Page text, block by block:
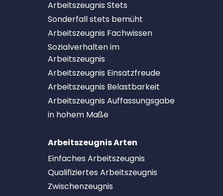
Arbeitszeugnis Stets
Sonderfall stets bemüht
Arbeitszeugnis Fachwissen
Sozialverhalten im
Arbeitszeugnis
Arbeitszeugnis Einsatzfreude
Arbeitszeugnis Belastbarkeit
Arbeitszeugnis Auffassungsgabe
in hohem Maße
Arbeitszeugnis Arten
Einfaches Arbeitszeugnis
Qualifiziertes Arbeitszeugnis
Zwischenzeugnis